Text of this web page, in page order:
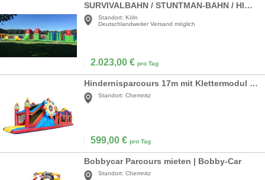
SURVIVALBAHN / STUNTMAN-BAHN / HINDERNIS-PARCOURS
Standort: Köln
Deutschlandweiter Versand möglich
2.023,00 € pro Tag
Hindernisparcours 17m mit Klettermodul und Rutsche
Standort: Chemnitz
599,00 € pro Tag
Bobbycar Parcours mieten | Bobby-Car
Standort: Chemnitz